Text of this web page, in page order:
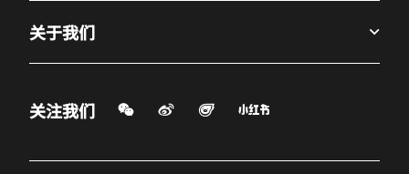
关于我们
关注我们 微信扫一扫
微博
打开新窗口
飞猪
打开新窗口打开新窗口